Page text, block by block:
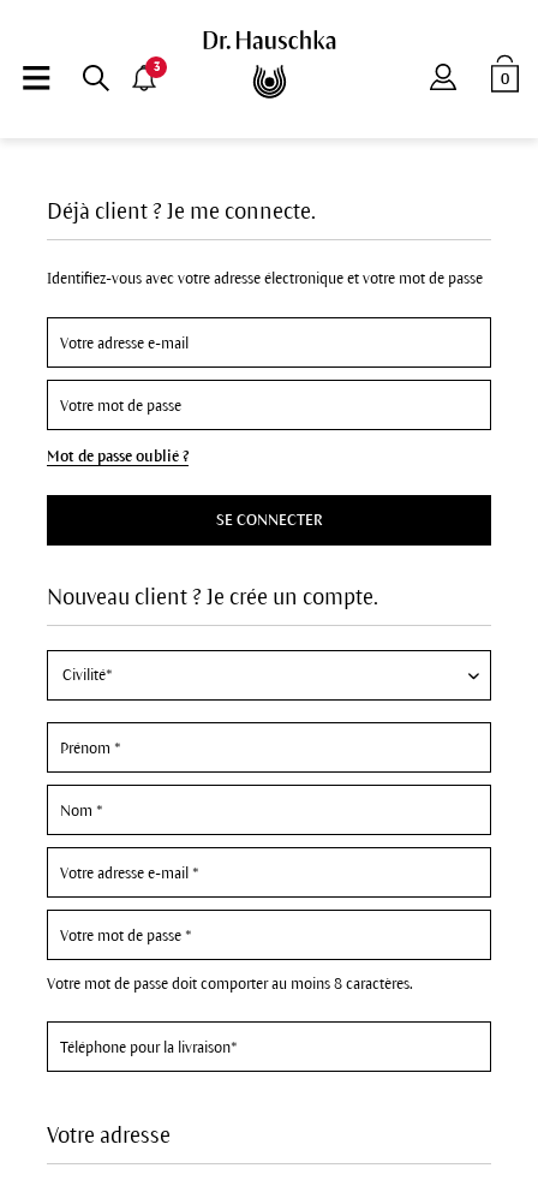
0
3
Nouveau client ? Je crée un compte.
Votre mot de passe doit comporter au moins 8 caractères.
Votre adresse
Déjà client ? Je me connecte.
Identifiez-vous avec votre adresse électronique et votre mot de passe
Mot de passe oublié ?
SE CONNECTER